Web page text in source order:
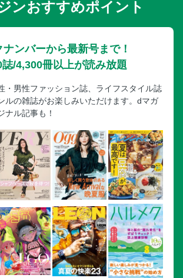
ンおすすめポイント
ナンバーから最新号まで！
/4,300冊以上が読み放題
・男性ファッション誌、ライフスタイル誌
ルの雑誌がお楽しみいただけます。dマガ
ナル記事も！